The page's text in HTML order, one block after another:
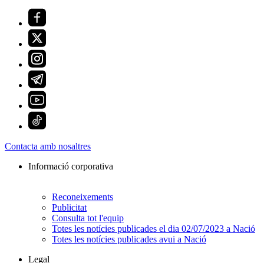
Contacta amb nosaltres
Informació corporativa
Reconeixements
Publicitat
Consulta tot l'equip
Totes les notícies publicades el dia 02/07/2023 a Nació
Totes les notícies publicades avui a Nació
Legal